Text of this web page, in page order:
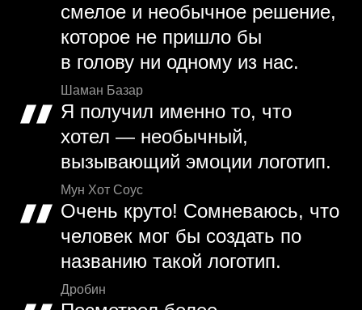
смелое и необычное решение,
которое не пришло бы
в голову ни одному из нас.
Шаман Базар
Я получил именно то, что
хотел — необычный,
вызывающий эмоции логотип.
Мун Хот Соус
Очень круто! Сомневаюсь, что
человек мог бы создать по
названию такой логотип.
Дробин